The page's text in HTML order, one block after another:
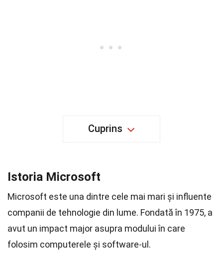
Cuprins
Istoria Microsoft
Microsoft este una dintre cele mai mari și influente
companii de tehnologie din lume. Fondată în 1975, a
avut un impact major asupra modului în care
folosim computerele și software-ul.